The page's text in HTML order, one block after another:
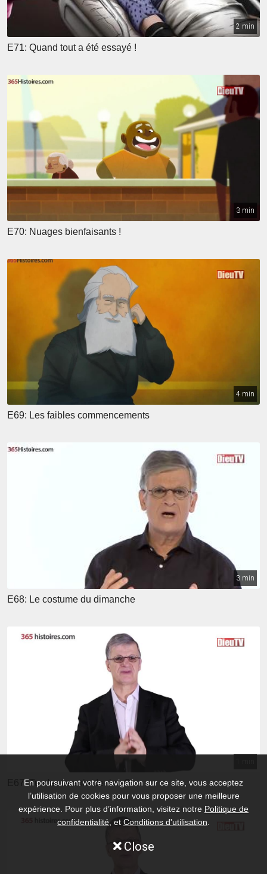
2 min
E71: Quand tout a été essayé !
3 min
E70: Nuages bienfaisants !
4 min
E69: Les faibles commencements
3 min
E68: Le costume du dimanche
E67: Tu n'as besoin de rien ?
En poursuivant votre navigation sur ce site, vous acceptez
l’utilisation de cookies pour vous proposer une meilleure
expérience. Pour plus d’information, visitez notre Politique de
confidentialité , et Conditions d'utilisation